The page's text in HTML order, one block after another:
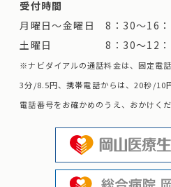
受付時間
月曜日～金曜日 8：30～16
土曜日 8：30～12：
※ナビダイアルの通話料金は、固定電
3分/8.5円、携帯電話からは、20秒/10
電話番号をお確かめのうえ、おかけくだ